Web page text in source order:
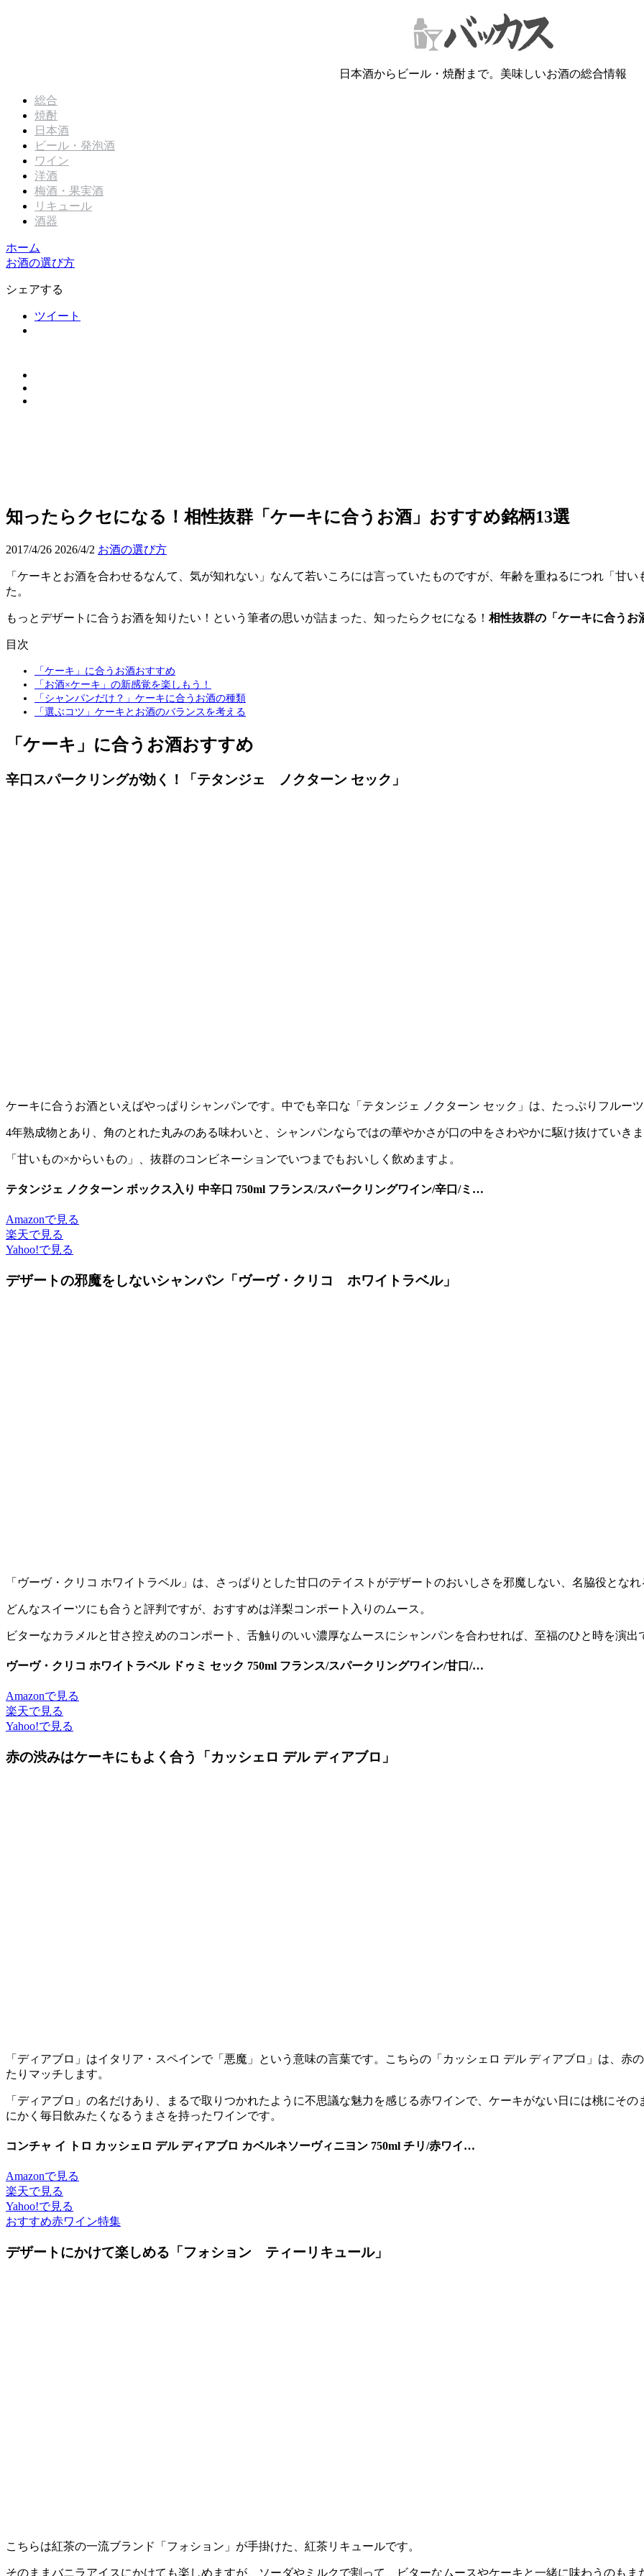
日本酒からビール・焼酎まで。美味しいお酒の総合情報
総合
焼酎
日本酒
ビール・発泡酒
ワイン
洋酒
梅酒・果実酒
リキュール
酒器
ホーム
お酒の選び方
シェアする
ツイート
知ったらクセになる！相性抜群「ケーキに合うお酒」おすすめ銘柄13選
2017/4/26 2026/4/2 お酒の選び方
「ケーキとお酒を合わせるなんて、気が知れない」なんて若いころには言っていたものですが、年齢を重ねるにつれ「甘
た。
もっとデザートに合うお酒を知りたい！という筆者の思いが詰まった、知ったらクセになる！ 相性抜群の「ケーキに合うお
目次
「ケーキ」に合うお酒おすすめ
「お酒×ケーキ」の新感覚を楽しもう！
「シャンパンだけ？」ケーキに合うお酒の種類
「選ぶコツ」ケーキとお酒のバランスを考える
「ケーキ」に合うお酒おすすめ
辛口スパークリングが効く！「テタンジェ ノクターン セック」
ケーキに合うお酒といえばやっぱりシャンパンです。中でも辛口な「テタンジェ ノクターン セック」は、たっぷりフルー
4年熟成物とあり、角のとれた丸みのある味わいと、シャンパンならではの華やかさが口の中をさわやかに駆け抜けていきま
「甘いもの×からいもの」、抜群のコンビネーションでいつまでもおいしく飲めますよ。
テタンジェ ノクターン ボックス入り 中辛口 750ml フランス/スパークリングワイン/辛口/ミ…
Amazonで見る
楽天で見る
Yahoo!で見る
デザートの邪魔をしないシャンパン「ヴーヴ・クリコ ホワイトラベル」
「ヴーヴ・クリコ ホワイトラベル」は、さっぱりとした甘口のテイストがデザートのおいしさを邪魔しない、名脇役となれ
どんなスイーツにも合うと評判ですが、おすすめは洋梨コンポート入りのムース。
ビターなカラメルと甘さ控えめのコンポート、舌触りのいい濃厚なムースにシャンパンを合わせれば、至福のひと時を演出
ヴーヴ・クリコ ホワイトラベル ドゥミ セック 750ml フランス/スパークリングワイン/甘口/…
Amazonで見る
楽天で見る
Yahoo!で見る
赤の渋みはケーキにもよく合う「カッシェロ デル ディアブロ」
「ディアブロ」はイタリア・スペインで「悪魔」という意味の言葉です。こちらの「カッシェロ デル ディアブロ」は、赤
たりマッチします。
「ディアブロ」の名だけあり、まるで取りつかれたように不思議な魅力を感じる赤ワインで、ケーキがない日には桃にそ
にかく毎日飲みたくなるうまさを持ったワインです。
コンチャ イ トロ カッシェロ デル ディアブロ カベルネソーヴィニヨン 750ml チリ/赤ワイ…
Amazonで見る
楽天で見る
Yahoo!で見る
おすすめ赤ワイン特集
デザートにかけて楽しめる「フォション ティーリキュール」
こちらは紅茶の一流ブランド「フォション」が手掛けた、紅茶リキュールです。
そのままバニラアイスにかけても楽しめますが、ソーダやミルクで割って、ビターなムースやケーキと一緒に味わうのもま